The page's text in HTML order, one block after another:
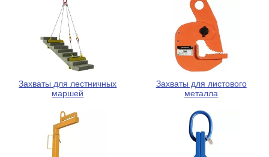
Захваты для лестничных
маршей
Захваты для листового
металла